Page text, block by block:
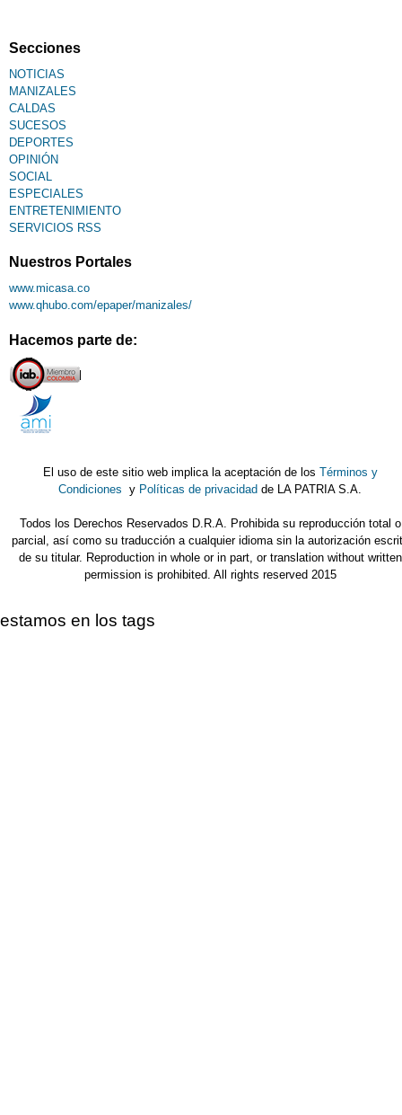
Secciones
NOTICIAS
MANIZALES
CALDAS
SUCESOS
DEPORTES
OPINIÓN
SOCIAL
ESPECIALES
ENTRETENIMIENTO
SERVICIOS RSS
Nuestros Portales
www.micasa.co
www.qhubo.com/epaper/manizales/
Hacemos parte de:
El uso de este sitio web implica la aceptación de los Términos y
Condiciones y Políticas de privacidad de LA PATRIA S.A.
Todos los Derechos Reservados D.R.A. Prohibida su reproducción total o
parcial, así como su traducción a cualquier idioma sin la autorización
de su titular. Reproduction in whole or in part, or translation without written
permission is prohibited. All rights reserved 2015
estamos en los tags